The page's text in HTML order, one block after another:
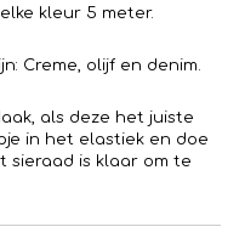
kleur 5 meter.
Creme, olijf en denim.
als deze het juiste
in het elastiek en doe
sieraad is klaar om te